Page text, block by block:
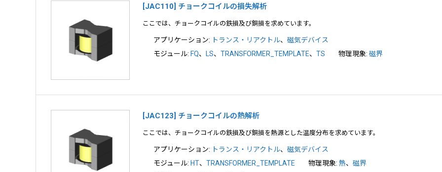
[JAC110] チョークコイルの損失解析
ここでは、チョークコイルの鉄損及び銅損を求めています。
アプリケーション: トランス・リアクトル、 磁気デバイス
モジュール: FQ、 LS、 TRANSFORMER_TEMPLATE、 TS 物理現象:磁界
[JAC123] チョークコイルの熱解析
ここでは、チョークコイルの鉄損及び銅損を熱源とした温度分布を求めています。
アプリケーション: トランス・リアクトル、 磁気デバイス
モジュール: HT、 TRANSFORMER_TEMPLATE 物理現象:熱、磁界